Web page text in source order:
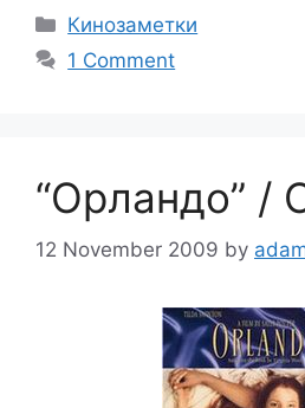
Categories
Кинозаметки
1 Comment
“Орландо” /
12 November 2009 by